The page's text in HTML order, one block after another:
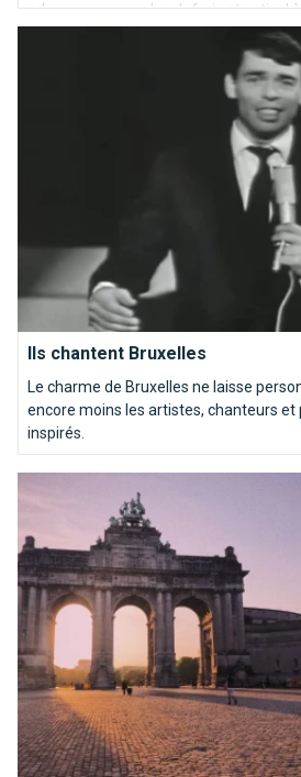
adresses pour un lunch frais et estival
Ils chantent Bruxelles
Le charme de Bruxelles ne laisse
encore moins les artistes, chanteurs et
inspirés.